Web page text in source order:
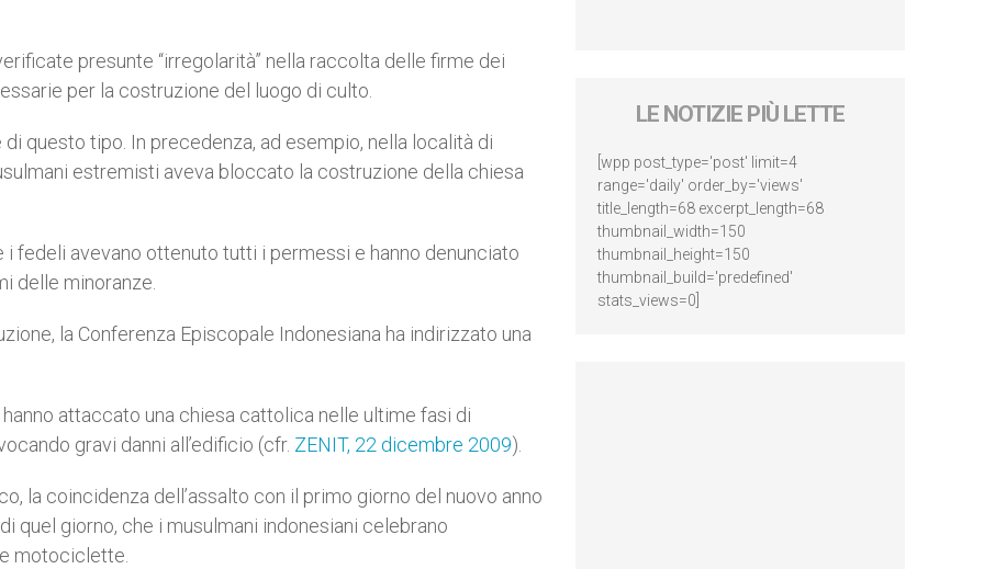
presunte “irregolarità” nella raccolta delle firme dei
per la costruzione del luogo di culto.
questo tipo. In precedenza, ad esempio, nella località di
estremisti aveva bloccato la costruzione della chiesa
i fedeli avevano ottenuto tutti i permessi e hanno denunciato
delle minoranze.
la Conferenza Episcopale Indonesiana ha indirizzato una
attaccato una chiesa cattolica nelle ultime fasi di
gravi danni all’edificio (cfr. ZENIT, 22 dicembre 2009).
la coincidenza dell’assalto con il primo giorno del nuovo anno
quel giorno, che i musulmani indonesiani celebrano
motociclette.
LE NOTIZIE PIÙ LETTE
[wpp post_type='post' limit=4
range='daily' order_by='views'
title_length=68 excerpt_length=68
thumbnail_width=150
thumbnail_height=150
thumbnail_build='predefined'
stats_views=0]